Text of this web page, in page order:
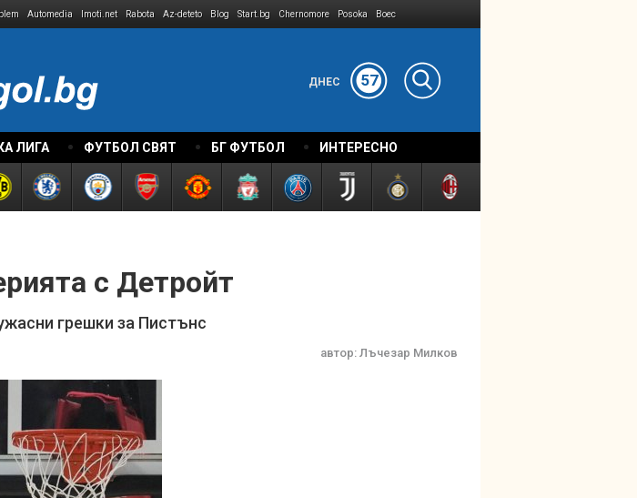
Automedia Imoti.net Rabota Az-deteto Blog Start.bg Chernomore Posoka Boec
ДНЕС 57
ЛИГА ФУТБОЛ СВЯТ БГ ФУТБОЛ ИНТЕРЕСНО
с Детройт
грешки за Пистънс
автор: Лъчезар Милков